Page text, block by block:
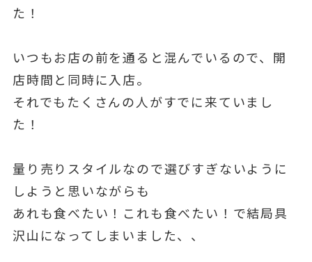
た！
いつもお店の前を通ると混んでいるので、開
店時間と同時に入店。
それでもたくさんの人がすでに来ていまし
た！
量り売りスタイルなので選びすぎないように
しようと思いながらも
あれも食べたい！これも食べたい！で結局具
沢山になってしまいました、、